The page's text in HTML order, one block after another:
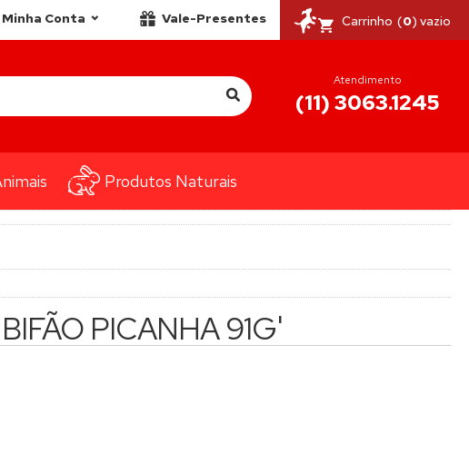
Carrinho (0) vazio
Vale-Presentes
Minha Conta
Atendimento
(11) 3063.1245
Produtos Naturais
PICANHA 91G'